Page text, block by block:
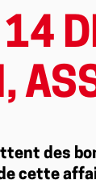
des
cette